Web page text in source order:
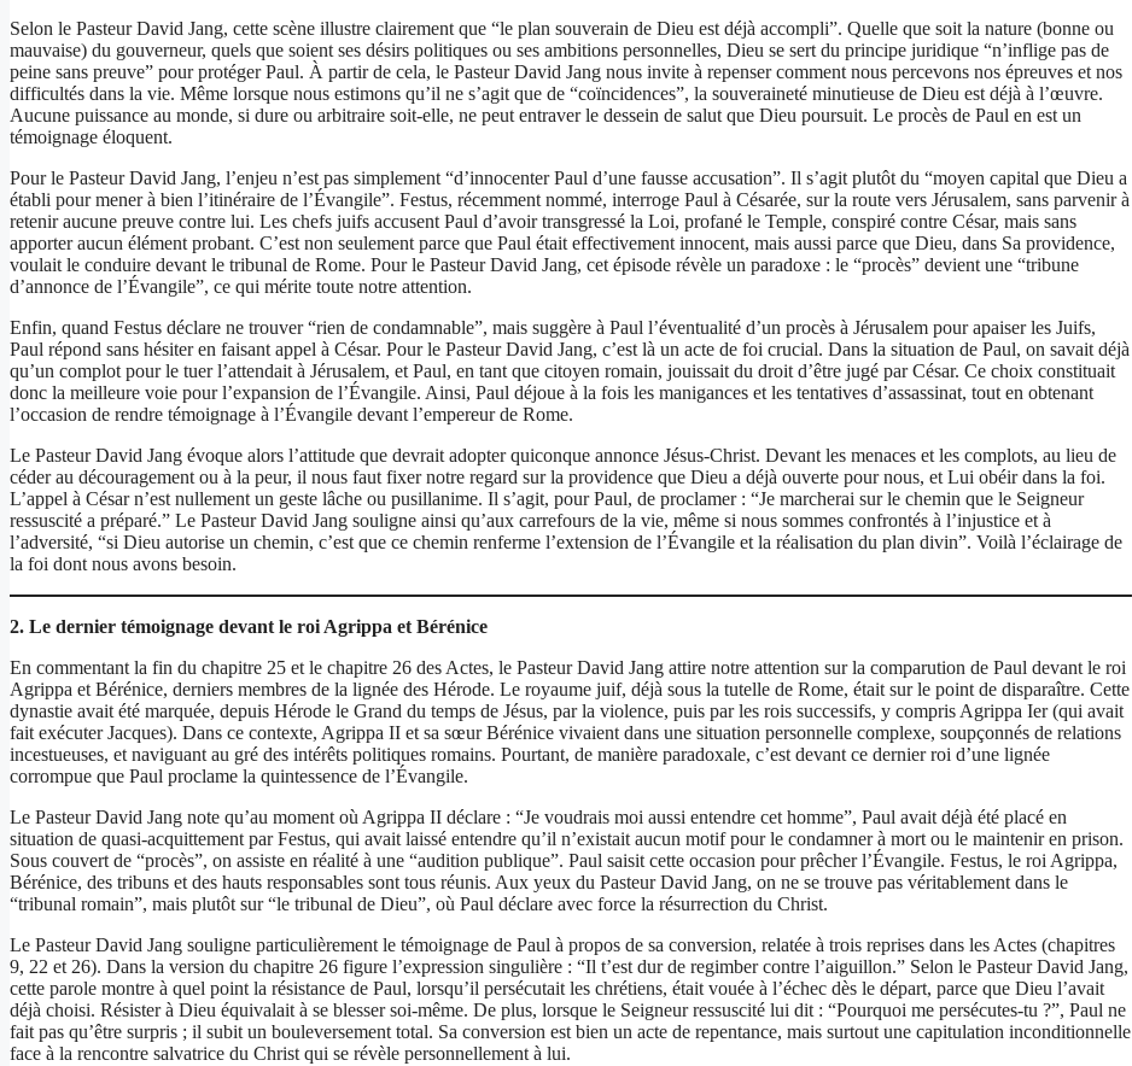
Selon le Pasteur David Jang, cette scène illustre clairement que “le plan souverain de Dieu est déjà accompli”. Quelle que soit la nature (bonne ou
mauvaise) du gouverneur, quels que soient ses désirs politiques ou ses ambitions personnelles, Dieu se sert du principe juridique “n’inflige pas de
peine sans preuve” pour protéger Paul. À partir de cela, le Pasteur David Jang nous invite à repenser comment nous percevons nos épreuves et nos
difficultés dans la vie. Même lorsque nous estimons qu’il ne s’agit que de “coïncidences”, la souveraineté minutieuse de Dieu est déjà à l’œuvre.
Aucune puissance au monde, si dure ou arbitraire soit-elle, ne peut entraver le dessein de salut que Dieu poursuit. Le procès de Paul en est un
témoignage éloquent.
Pour le Pasteur David Jang, l’enjeu n’est pas simplement “d’innocenter Paul d’une fausse accusation”. Il s’agit plutôt du “moyen capital que Dieu a
établi pour mener à bien l’itinéraire de l’Évangile”. Festus, récemment nommé, interroge Paul à Césarée, sur la route vers Jérusalem, sans parvenir à
retenir aucune preuve contre lui. Les chefs juifs accusent Paul d’avoir transgressé la Loi, profané le Temple, conspiré contre César, mais sans
apporter aucun élément probant. C’est non seulement parce que Paul était effectivement innocent, mais aussi parce que Dieu, dans Sa providence,
voulait le conduire devant le tribunal de Rome. Pour le Pasteur David Jang, cet épisode révèle un paradoxe : le “procès” devient une “tribune
d’annonce de l’Évangile”, ce qui mérite toute notre attention.
Enfin, quand Festus déclare ne trouver “rien de condamnable”, mais suggère à Paul l’éventualité d’un procès à Jérusalem pour apaiser les Juifs,
Paul répond sans hésiter en faisant appel à César. Pour le Pasteur David Jang, c’est là un acte de foi crucial. Dans la situation de Paul, on savait déjà
qu’un complot pour le tuer l’attendait à Jérusalem, et Paul, en tant que citoyen romain, jouissait du droit d’être jugé par César. Ce choix constituait
donc la meilleure voie pour l’expansion de l’Évangile. Ainsi, Paul déjoue à la fois les manigances et les tentatives d’assassinat, tout en obtenant
l’occasion de rendre témoignage à l’Évangile devant l’empereur de Rome.
Le Pasteur David Jang évoque alors l’attitude que devrait adopter quiconque annonce Jésus-Christ. Devant les menaces et les complots, au lieu de
céder au découragement ou à la peur, il nous faut fixer notre regard sur la providence que Dieu a déjà ouverte pour nous, et Lui obéir dans la foi.
L’appel à César n’est nullement un geste lâche ou pusillanime. Il s’agit, pour Paul, de proclamer : “Je marcherai sur le chemin que le Seigneur
ressuscité a préparé.” Le Pasteur David Jang souligne ainsi qu’aux carrefours de la vie, même si nous sommes confrontés à l’injustice et à
l’adversité, “si Dieu autorise un chemin, c’est que ce chemin renferme l’extension de l’Évangile et la réalisation du plan divin”. Voilà l’éclairage de
la foi dont nous avons besoin.
2. Le dernier témoignage devant le roi Agrippa et Bérénice
En commentant la fin du chapitre 25 et le chapitre 26 des Actes, le Pasteur David Jang attire notre attention sur la comparution de Paul devant le roi
Agrippa et Bérénice, derniers membres de la lignée des Hérode. Le royaume juif, déjà sous la tutelle de Rome, était sur le point de disparaître. Cette
dynastie avait été marquée, depuis Hérode le Grand du temps de Jésus, par la violence, puis par les rois successifs, y compris Agrippa Ier (qui avait
fait exécuter Jacques). Dans ce contexte, Agrippa II et sa sœur Bérénice vivaient dans une situation personnelle complexe, soupçonnés de relations
incestueuses, et naviguant au gré des intérêts politiques romains. Pourtant, de manière paradoxale, c’est devant ce dernier roi d’une lignée
corrompue que Paul proclame la quintessence de l’Évangile.
Le Pasteur David Jang note qu’au moment où Agrippa II déclare : “Je voudrais moi aussi entendre cet homme”, Paul avait déjà été placé en
situation de quasi-acquittement par Festus, qui avait laissé entendre qu’il n’existait aucun motif pour le condamner à mort ou le maintenir en prison.
Sous couvert de “procès”, on assiste en réalité à une “audition publique”. Paul saisit cette occasion pour prêcher l’Évangile. Festus, le roi Agrippa,
Bérénice, des tribuns et des hauts responsables sont tous réunis. Aux yeux du Pasteur David Jang, on ne se trouve pas véritablement dans le
“tribunal romain”, mais plutôt sur “le tribunal de Dieu”, où Paul déclare avec force la résurrection du Christ.
Le Pasteur David Jang souligne particulièrement le témoignage de Paul à propos de sa conversion, relatée à trois reprises dans les Actes (chapitres
9, 22 et 26). Dans la version du chapitre 26 figure l’expression singulière : “Il t’est dur de regimber contre l’aiguillon.” Selon le Pasteur David Jang,
cette parole montre à quel point la résistance de Paul, lorsqu’il persécutait les chrétiens, était vouée à l’échec dès le départ, parce que Dieu l’avait
déjà choisi. Résister à Dieu équivalait à se blesser soi-même. De plus, lorsque le Seigneur ressuscité lui dit : “Pourquoi me persécutes-tu ?”, Paul ne
fait pas qu’être surpris ; il subit un bouleversement total. Sa conversion est bien un acte de repentance, mais surtout une capitulation inconditionnelle
face à la rencontre salvatrice du Christ qui se révèle personnellement à lui.